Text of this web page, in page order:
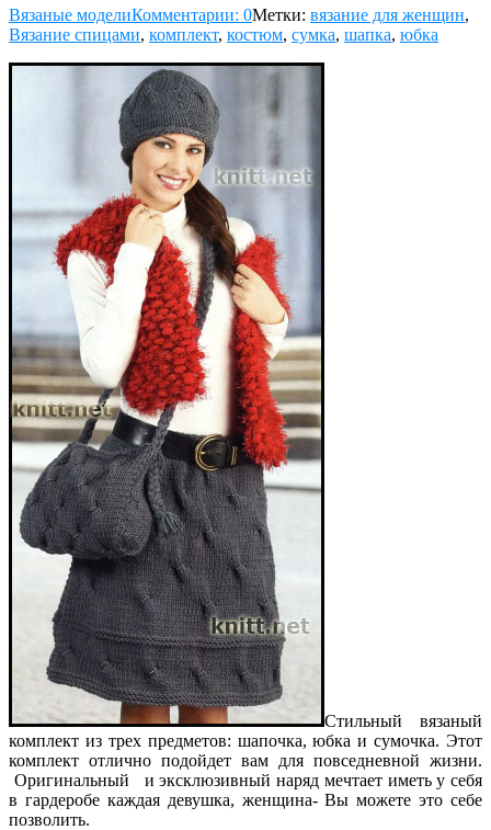
Вязаные моделиКомментарии: 0Метки: вязание для женщин,
Вязание спицами, комплект, костюм, сумка, шапка, юбка
Стильный вязаный
комплект из трех предметов: шапочка, юбка и сумочка. Этот
комплект отлично подойдет вам для повседневной жизни.
Оригинальный и эксклюзивный наряд мечтает иметь у себя
в гардеробе каждая девушка, женщина- Вы можете это себе
позволить.